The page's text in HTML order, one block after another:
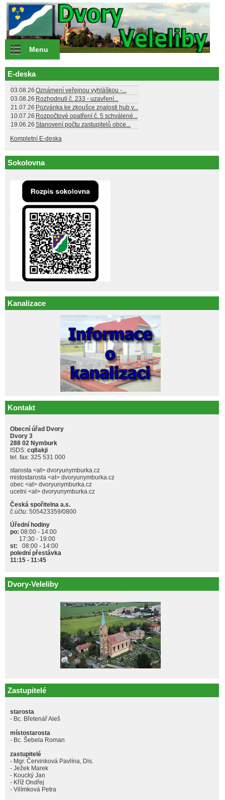
Přejít k hlavnímu obsahu
Menu
E-deska
03.08.26 Oznámení veřejnou vyhláškou -...
03.08.26 Rozhodnutí č. 233 - uzavření...
21.07.26 Pozvánka ke zkoušce znalosti hub v...
10.07.26 Rozpočtové opatření č. 5 schválené...
19.06.26 Stanovení počtu zastupitelů obce...
Kompletní E-deska
Sokolovna
Kanalizace
Kontakt
Obecní úřad Dvory
Dvory 3
288 02 Nymburk
ISDS: cq8akji
tel. fax: 325 531 000
starosta <at> dvoryunymburka.cz
mistostarosta <at> dvoryunymburka.cz
obec <at> dvoryunymburka.cz
ucetni <at> dvoryunymburka.cz
Česká spořitelna a.s.
č.účtu: 505423359/0800
Úřední hodiny
po: 08:00 - 14:00
17:30 - 19:00
st: 08:00 - 14:00
polední přestávka
11:15 - 11:45
Dvory-Veleliby
Zastupitelé
starosta
- Bc. Břetenář Aleš
místostarosta
- Bc. Šebela Roman
zastupitelé
- Mgr. Červinková Pavlína, Dis.
- Ježek Marek
- Koucký Jan
- Kříž Ondřej
- Vilímková Petra